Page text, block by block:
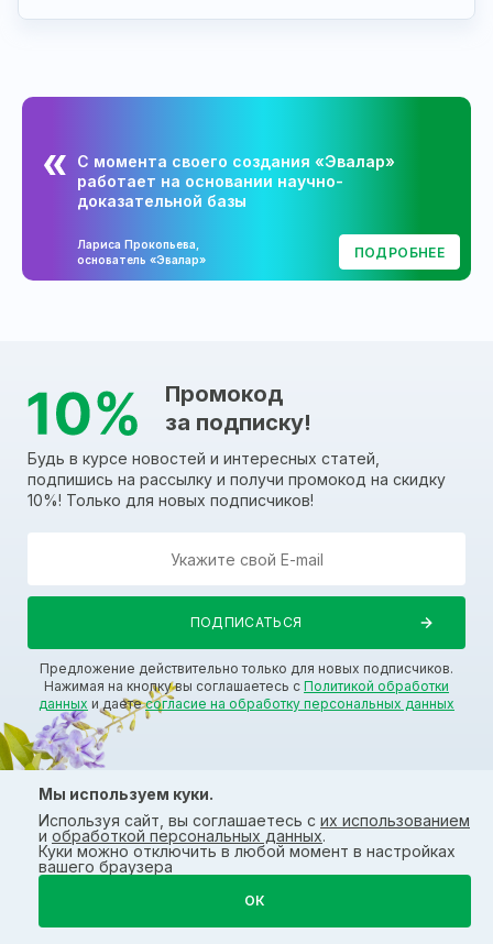
С момента своего создания «Эвалар»
работает на основании научно-
доказательной базы
Лариса Прокопьева,
основатель «Эвалар»
ПОДРОБНЕЕ
Промокод
за подписку!
Будь в курсе новостей и интересных статей,
подпишись на рассылку и получи промокод на скидку
10%! Только для новых подписчиков!
Предложение действительно только для новых подписчиков.
Нажимая на кнопку вы соглашаетесь с Политикой обработки
данных и даетесогласие на обработку персональных данных
О компании
О нас
Политика обработки данных
Помощь
Доставка и оплата
Свяжитесь с нами
Мы используем куки.
Используя сайт, вы соглашаетесь с их использованием
и обработкой персональных данных.
Куки можно отключить в любой момент в настройках
вашего браузера
ОК